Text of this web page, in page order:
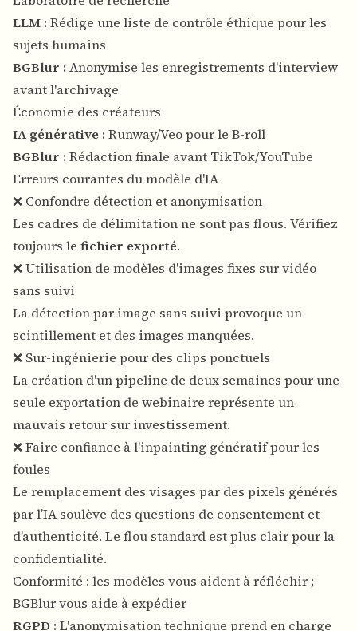
LLM : Rédige une liste de contrôle éthique pour les
sujets humains
BGBlur : Anonymise les enregistrements d'interview
avant l'archivage
Économie des créateurs
IA générative : Runway/Veo pour le B-roll
BGBlur : Rédaction finale avant TikTok/YouTube
Erreurs courantes du modèle d'IA
❌ Confondre détection et anonymisation
Les cadres de délimitation ne sont pas flous. Vérifiez
toujours le fichier exporté.
❌ Utilisation de modèles d'images fixes sur vidéo
sans suivi
La détection par image sans suivi provoque un
scintillement et des images manquées.
❌ Sur-ingénierie pour des clips ponctuels
La création d'un pipeline de deux semaines pour une
seule exportation de webinaire représente un
mauvais retour sur investissement.
❌ Faire confiance à l'inpainting génératif pour les
foules
Le remplacement des visages par des pixels générés
par l’IA soulève des questions de consentement et
d’authenticité. Le flou standard est plus clair pour la
confidentialité.
Conformité : les modèles vous aident à réfléchir ;
BGBlur vous aide à expédier
RGPD : L'anonymisation technique prend en charge